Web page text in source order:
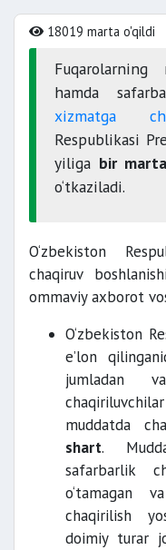
18019 marta o'qildi
hamda
xizmatga
Respublikasi
yiliga bir
o‘tkaziladi.
O‘zbekiston
chaqiruv
ommaviy axborot
O‘zbekiston
e’lon
jumladan
muddatda
shart.
safarbarlik
o‘tamagan
chaqirilish
doimiy turar